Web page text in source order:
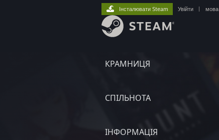
КРАМНИЦЯ
СПІЛЬНОТА
ІНФОРМАЦІЯ
Інсталювати Steam Увійти мова